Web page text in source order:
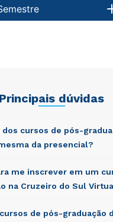
Principais dúvidas
cursos de pós-
da presencial?
unde omnis iste natus
doloremque
eaque ipsa quae ab
enim ipsam voluptatem
me inscrever em um
na Cruzeiro do Sul
unde omnis iste natus
de pós-graduação